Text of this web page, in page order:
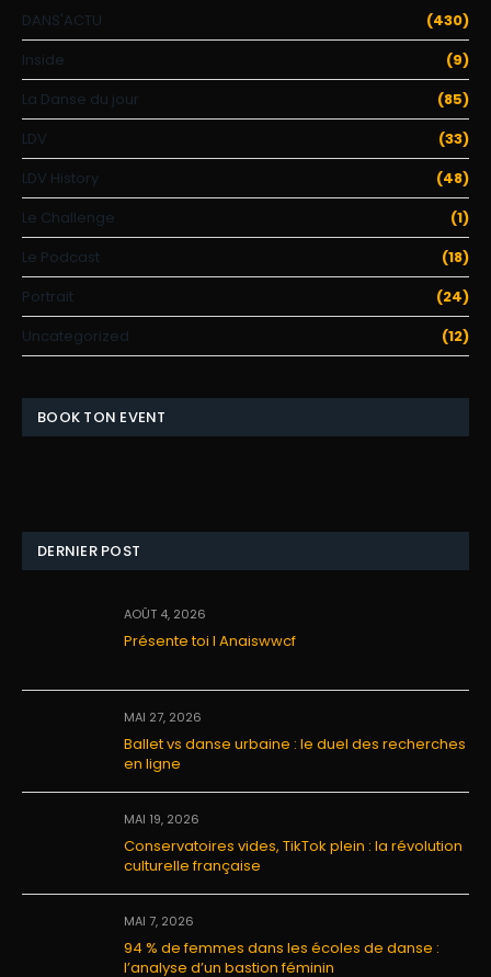
DANS'ACTU
(430)
Inside
(9)
La Danse du jour
(85)
LDV
(33)
LDV History
(48)
Le Challenge
(1)
Le Podcast
(18)
Portrait
(24)
Uncategorized
(12)
BOOK TON EVENT
DERNIER POST
AOÛT 4, 2026
Présente toi I Anaiswwcf
MAI 27, 2026
Ballet vs danse urbaine : le duel des recherches
en ligne
MAI 19, 2026
Conservatoires vides, TikTok plein : la révolution
culturelle française
MAI 7, 2026
94 % de femmes dans les écoles de danse :
l’analyse d’un bastion féminin